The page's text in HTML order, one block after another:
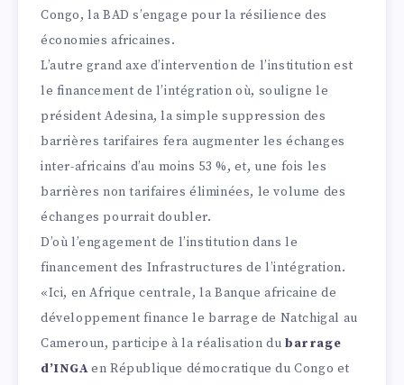
Congo, la BAD s’engage pour la résilience des
économies africaines.
L’autre grand axe d’intervention de l’institution est
le financement de l’intégration où, souligne le
président Adesina, la simple suppression des
barrières tarifaires fera augmenter les échanges
inter-africains d’au moins 53 %, et, une fois les
barrières non tarifaires éliminées, le volume des
échanges pourrait doubler.
D’où l’engagement de l’institution dans le
financement des Infrastructures de l’intégration.
«Ici, en Afrique centrale, la Banque africaine de
développement finance le barrage de Natchigal au
Cameroun, participe à la réalisation dubarrage
d’INGAen République démocratique du Congo et